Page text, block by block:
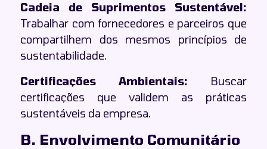
Cadeia de Suprimentos Sustentável:
Trabalhar com fornecedores e parceiros que
compartilhem dos mesmos princípios de
sustentabilidade.
Certificações Ambientais: Buscar
certificações que validem as práticas
sustentáveis da empresa.
B. Envolvimento Comunitário